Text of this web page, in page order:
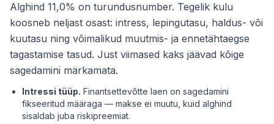
Alghind 11,0% on turundusnumber. Tegelik kulu
koosneb neljast osast: intress, lepingutasu, haldus- või
kuutasu ning võimalikud muutmis- ja ennetähtaegse
tagastamise tasud. Just viimased kaks jäävad kõige
sagedamini märkamata.
Intressi tüüp. Finantsettevõtte laen on sagedamini
fikseeritud määraga — makse ei muutu, kuid alghind
sisaldab juba riskipreemiat.